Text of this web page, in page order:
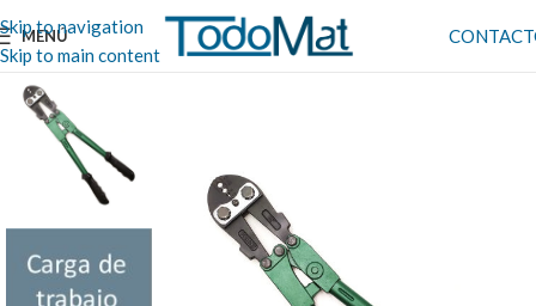
Skip to navigation
Skip to main content
MENÚ